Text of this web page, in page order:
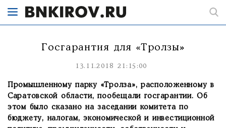
Госгарантия для «Тролзы»
13.11.2018 21:15:00
Промышленному парку «Тролза», расположенному в
Саратовской области, пообещали госгарантии. Об
этом было сказано на заседании комитета по
бюджету, налогам, экономической и инвестиционной